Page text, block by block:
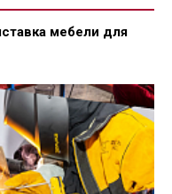
мебели для